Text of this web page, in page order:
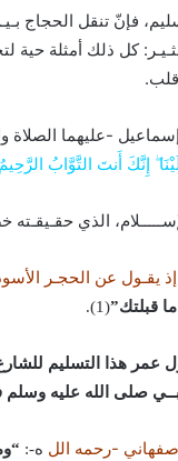
فإنّ تنقل الحجاج
كل ذلك أمثلة حية
قلب.
إسماعيل -عليهما الصلاة
إِنَّكَ أَنتَ التَّوَّابُ
الذي
يقـول عن الحجـر
قبلتك”(1).
عمر هذا التسليم
صلى الله عليه وسلم
-رحمه الل ه-: